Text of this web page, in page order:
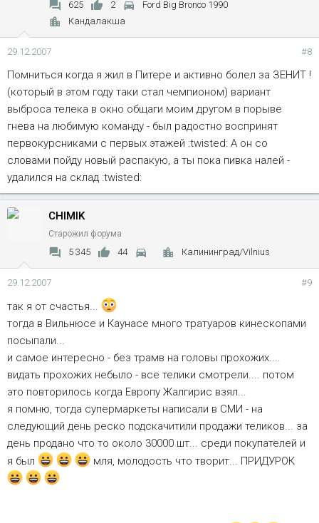
625 2
Ford Big Bronco 1990
Кандалакша
29.12.2007 #8
Помниться когда я жил в Питере и активно болел за ЗЕНИТ !
(который в этом году таки стал чемпионом) вариант
выброса телека в окно общаги моим другом в порыве
гнева на любимую команду - был радостно воспринят
первокурсниками с первых этажей :twisted: А он со
словами пойду новый распакую, а ты пока пивка налей -
удалился на склад :twisted:
CHIMIK
Старожил форума
5 345 44 Калининград/Vilnius
29.12.2007 #9
так я от счастья...
тогда в Вильнюсе и Каунасе много тратуаров кинескопами
посыпали...
и самое интересно - без трамв на головы прохожих....
видать прохожих небыло - все телики смотрели.... потом
это повторилось когда Европу Жалгирис взял...
я помню, тогда супермаркеты написали в СМИ - на
следующий день реско подскачитили продажи теликов... за
день продано что то около 30000 шт... среди покупателей и
я был
мля, молодость что творит... ПРИДУРОК